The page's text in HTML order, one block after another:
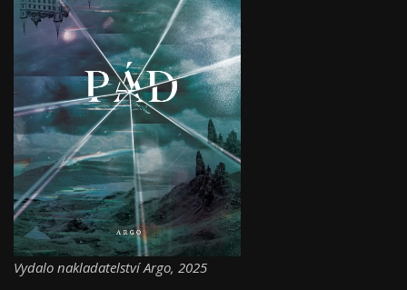
Vydalo nakladatelství Argo, 2025